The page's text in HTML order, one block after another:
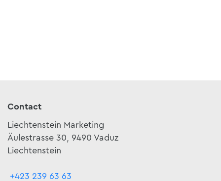
Contact
Liechtenstein Marketing
Äulestrasse 30, 9490 Vaduz
Liechtenstein
+423 239 63 63